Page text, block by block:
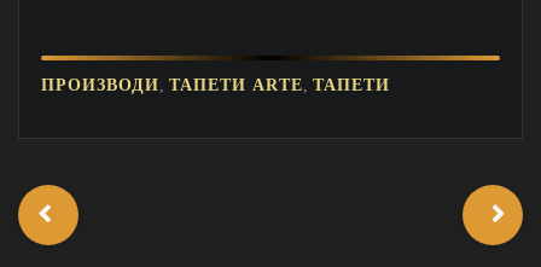
ПРОИЗВОДИ ТАПЕТИ ARTE ТАПЕТИ